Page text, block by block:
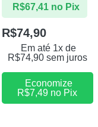
R$74,90
Em até 1x de
R$74,90sem juros
R$67,41 no Pix
Economize
R$7,49 no Pix